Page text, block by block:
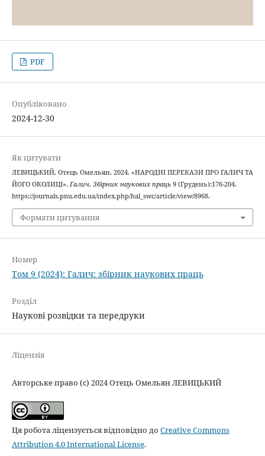
PDF
Опубліковано
2024-12-30
Як цитувати
ЛЕВИЦЬКИЙ, Отець Омельян. 2024. «НАРОДНІ ПЕРЕКАЗИ ПРО ГАЛИЧ ТА
ЙОГО ОКОЛИЦІ». Галич. Збірник наукових праць9 (Грудень):176-204.
https://journals.pnu.edu.ua/index.php/hal_swc/article/view/8968.
Формати цитування
Номер
Том 9 (2024): Галич: збірник наукових праць
Розділ
Наукові розвідки та передруки
Ліцензія
Авторське право (c) 2024 Отець Омельян ЛЕВИЦЬКИЙ
Ця робота ліцензується відповідно до Creative Commons
Attribution 4.0 International License.